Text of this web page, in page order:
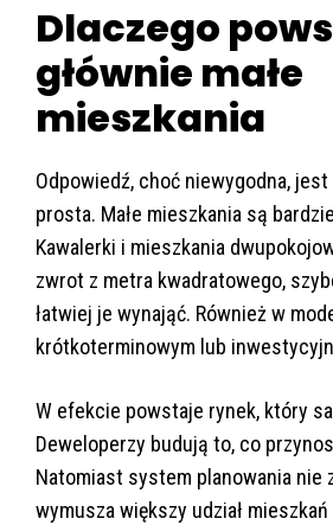
Dlaczego
głównie małe
mieszkania
Odpowiedź, choć niewygodna,
prosta. Małe mieszkania są
Kawalerki i mieszkania
zwrot z metra kwadratowego,
łatwiej je wynająć. Również w
krótkoterminowym lub
W efekcie powstaje rynek, który
Deweloperzy budują to, co
Natomiast system planowania nie
wymusza większy udział